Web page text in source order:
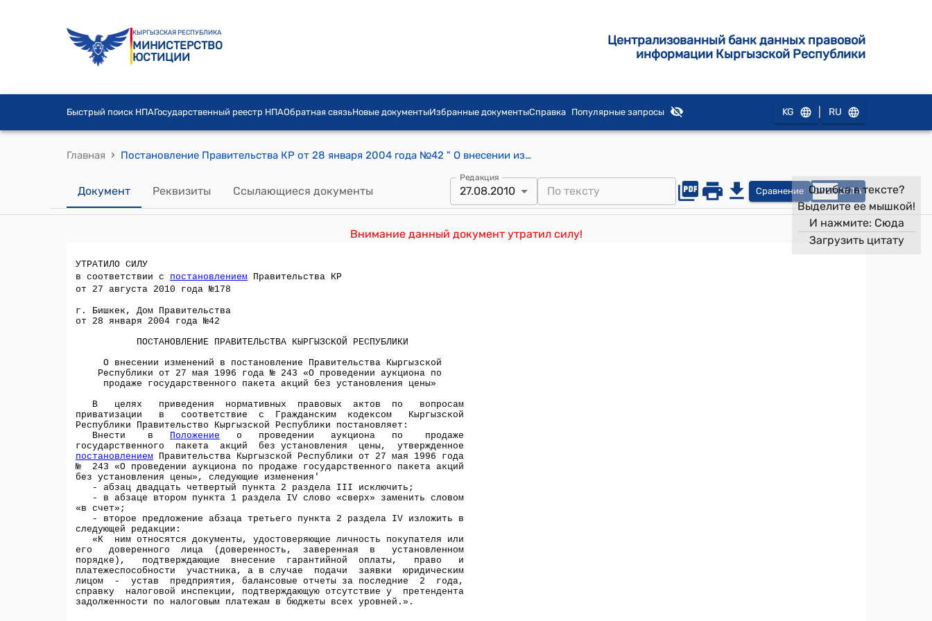
КЫРГЫЗСКАЯ РЕСПУБЛИКА
МИНИСТЕРСТВО
ЮСТИЦИИ
Централизованный банк данных правовой
информации Кыргызской Республики
Быстрый поиск НПАГосударственный реестр НПАОбратная связьНовые документыИзбранные документыСправка Популярные запросы KG RU
Главная › Постановление Правительства КР от 28 января 2004 года №42 " О внесении изменений в постановление Правительства Кыргызской Республики от 27 мая 1996 года № 243 «О проведении аукциона по продаже государственного пакета акций без установления цены»"
Документ Реквизиты Ссылающиеся документы
Редакция
27.08.2010 Сравнение OPEN DATA
Внимание данный документ утратил силу!
Ошибка в тексте?
Выделите ее мышкой!
И нажмите: Сюда
Загрузить цитату